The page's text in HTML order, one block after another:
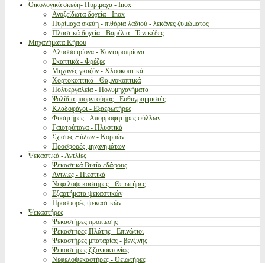
Οικολογικά σκεύη- Πυρίμαχα - Inox
Ανοξείδωτα δοχεία - Inox
Πυρίμαχα σκεύη - πιθάρια λαδιού - λεκάνες ζυμώματος
Πλαστικά δοχεία - Βαρέλια - Τενεκέδες
Μηχανήματα Κήπου
Αλυσσοπρίονα - Κονταροπρίονα
Σκαπτικά - Φρέζες
Μηχανές γκαζόν - Χλοοκοπτικά
Χορτοκοπτικά - Θαμνοκοπτικά
Πολυεργαλεία - Πολυμηχανήματα
Ψαλίδια μπορντούρας - Ευθυγραμμιστές
Κλαδοφάγοι - Εξαερωτήρες
Φυσητήρες - Απορροφητήρες φύλλων
Γαιοτρύπανα - Πλυστικά
Σχίστες Ξύλων - Κορμών
Προσφορές μηχανημάτων
Ψεκαστικά - Αντλίες
Ψεκαστικά Βυτία εδάφους
Αντλίες - Πιεστικά
Νεφελοψεκαστήρες - Θειωτήρες
Εξαρτήματα ψεκαστικών
Προσφορές ψεκαστικών
Ψεκαστήρες
Ψεκαστήρες προπίεσης
Ψεκαστήρες Πλάτης - Επινώτιοι
Ψεκαστήρες μπαταρίας - βενζίνης
Ψεκαστήρες ζιζανιοκτονίας
Νεφελοψεκαστήρες - Θειωτήρες